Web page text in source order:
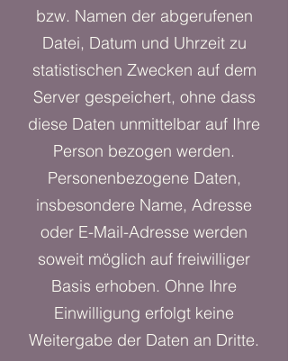
bzw. Namen der abgerufenen
Datei, Datum und Uhrzeit zu
statistischen Zwecken auf dem
Server gespeichert, ohne dass
diese Daten unmittelbar auf Ihre
Person bezogen werden.
Personenbezogene Daten,
insbesondere Name, Adresse
oder E-Mail-Adresse werden
soweit möglich auf freiwilliger
Basis erhoben. Ohne Ihre
Einwilligung erfolgt keine
Weitergabe der Daten an Dritte.